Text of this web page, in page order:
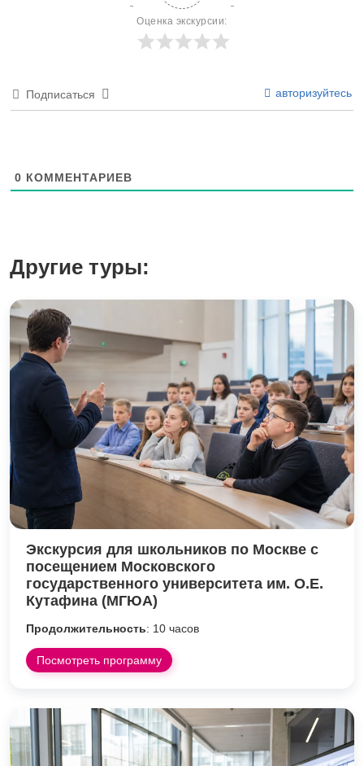
Оценка экскурсии:
Подписаться авторизуйтесь
0 КОММЕНТАРИЕВ
Другие туры:
Экскурсия для школьников по Москве с
посещением Московского
государственного университета им. О.Е.
Кутафина (МГЮА)
Продолжительность: 10 часов
Посмотреть программу